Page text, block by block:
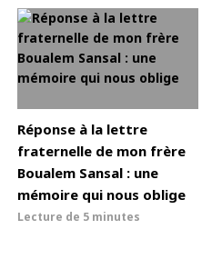
Réponse à la lettre
fraternelle de mon frère
Boualem Sansal : une
mémoire qui nous oblige
Lecture de 5 minutes